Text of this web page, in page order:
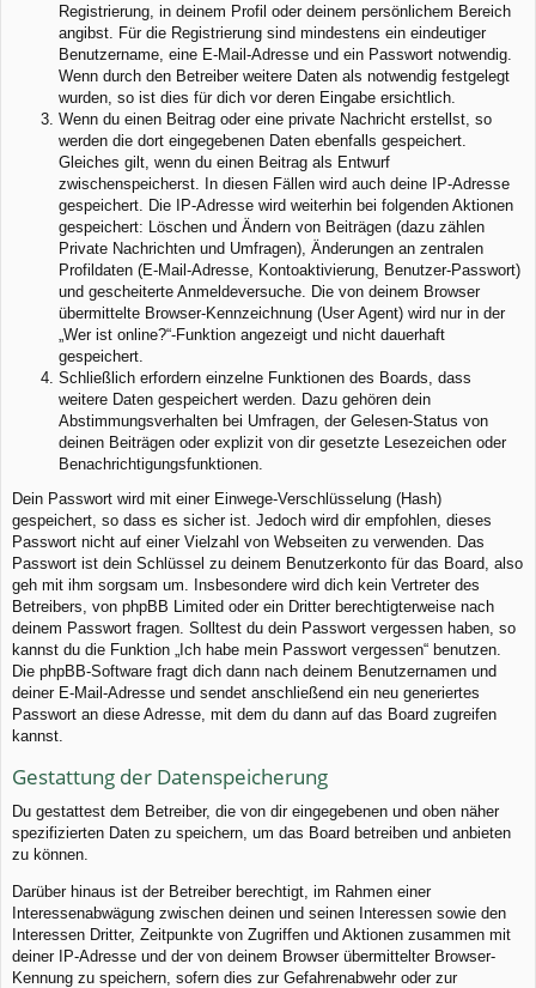
Registrierung, in deinem Profil oder deinem persönlichem Bereich
angibst. Für die Registrierung sind mindestens ein eindeutiger
Benutzername, eine E-Mail-Adresse und ein Passwort notwendig.
Wenn durch den Betreiber weitere Daten als notwendig festgelegt
wurden, so ist dies für dich vor deren Eingabe ersichtlich.
Wenn du einen Beitrag oder eine private Nachricht erstellst, so
werden die dort eingegebenen Daten ebenfalls gespeichert.
Gleiches gilt, wenn du einen Beitrag als Entwurf
zwischenspeicherst. In diesen Fällen wird auch deine IP-Adresse
gespeichert. Die IP-Adresse wird weiterhin bei folgenden Aktionen
gespeichert: Löschen und Ändern von Beiträgen (dazu zählen
Private Nachrichten und Umfragen), Änderungen an zentralen
Profildaten (E-Mail-Adresse, Kontoaktivierung, Benutzer-Passwort)
und gescheiterte Anmeldeversuche. Die von deinem Browser
übermittelte Browser-Kennzeichnung (User Agent) wird nur in der
„Wer ist online?“-Funktion angezeigt und nicht dauerhaft
gespeichert.
Schließlich erfordern einzelne Funktionen des Boards, dass
weitere Daten gespeichert werden. Dazu gehören dein
Abstimmungsverhalten bei Umfragen, der Gelesen-Status von
deinen Beiträgen oder explizit von dir gesetzte Lesezeichen oder
Benachrichtigungsfunktionen.
Dein Passwort wird mit einer Einwege-Verschlüsselung (Hash)
gespeichert, so dass es sicher ist. Jedoch wird dir empfohlen, dieses
Passwort nicht auf einer Vielzahl von Webseiten zu verwenden. Das
Passwort ist dein Schlüssel zu deinem Benutzerkonto für das Board, also
geh mit ihm sorgsam um. Insbesondere wird dich kein Vertreter des
Betreibers, von phpBB Limited oder ein Dritter berechtigterweise nach
deinem Passwort fragen. Solltest du dein Passwort vergessen haben, so
kannst du die Funktion „Ich habe mein Passwort vergessen“ benutzen.
Die phpBB-Software fragt dich dann nach deinem Benutzernamen und
deiner E-Mail-Adresse und sendet anschließend ein neu generiertes
Passwort an diese Adresse, mit dem du dann auf das Board zugreifen
kannst.
Gestattung der Datenspeicherung
Du gestattest dem Betreiber, die von dir eingegebenen und oben näher
spezifizierten Daten zu speichern, um das Board betreiben und anbieten
zu können.
Darüber hinaus ist der Betreiber berechtigt, im Rahmen einer
Interessenabwägung zwischen deinen und seinen Interessen sowie den
Interessen Dritter, Zeitpunkte von Zugriffen und Aktionen zusammen mit
deiner IP-Adresse und der von deinem Browser übermittelter Browser-
Kennung zu speichern, sofern dies zur Gefahrenabwehr oder zur